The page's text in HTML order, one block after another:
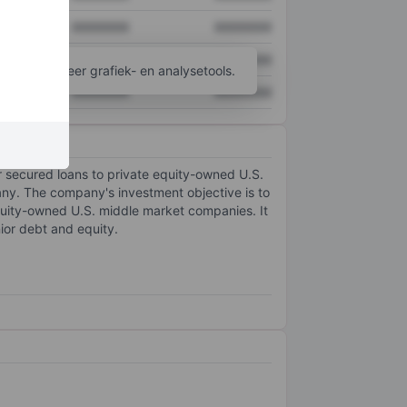
XXXXXXX XXXXXXX
tot meer grafiek- en analysetools.
loans to private equity-owned U.S.
The company's investment objective is to
owned U.S. middle market companies. It
debt and equity.